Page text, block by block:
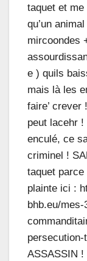
taquet et
qu’un
mircoondes
e ) quils
mais là les
faire’
peut lacehr
enculé, ce
criminel !
taquet parce
plainte ici :
bhb.eu/
persecution-
ASSASSIN